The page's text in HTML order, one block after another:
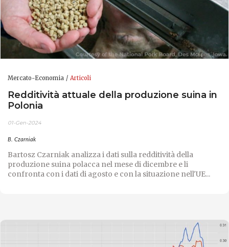
Mercato-Economia Articoli
Redditività attuale della produzione suina in
Polonia
01-Gen-2024
B. Czarniak
Bartosz Czarniak analizza i dati sulla redditività della
produzione suina polacca nel mese di dicembre e li
confronta con i dati di agosto e con la situazione nell'UE...